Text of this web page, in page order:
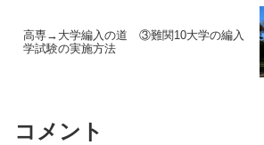
高専→大学編入の道 ③難関10大学の編入
学試験の実施方法
コメント